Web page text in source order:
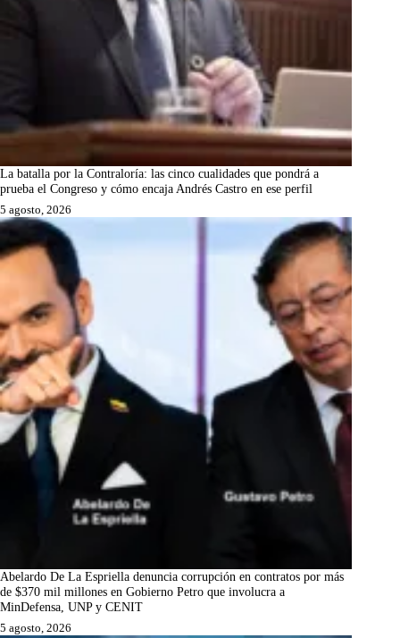
La batalla por la Contraloría: las cinco cualidades que pondrá a
prueba el Congreso y cómo encaja Andrés Castro en ese perfil
5 agosto, 2026
Abelardo De La Espriella denuncia corrupción en contratos por más
de $370 mil millones en Gobierno Petro que involucra a
MinDefensa, UNP y CENIT
5 agosto, 2026